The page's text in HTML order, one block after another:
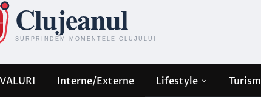
Interne/Externe Lifestyle Turism